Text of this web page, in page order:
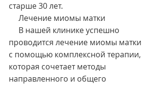
старше 30 лет.
     Лечение миомы матки
проводится лечение миомы матки
с помощью комплексной терапии,
которая сочетает методы
направленного и общего